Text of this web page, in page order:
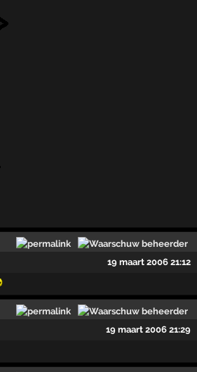
19 maart 2006 21:12
19 maart 2006 21:29